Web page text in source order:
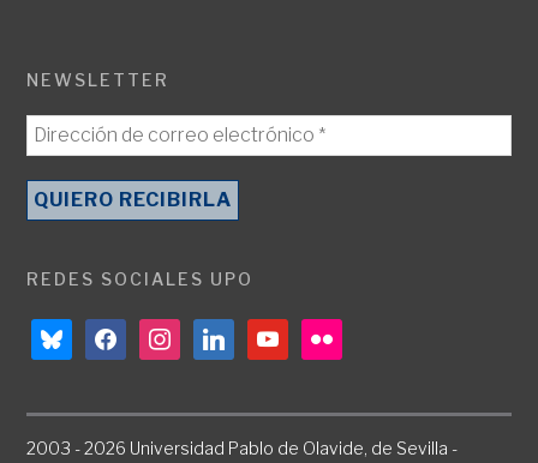
NEWSLETTER
REDES SOCIALES UPO
blueskyfacebookinstagramlinkedinyoutubeflickr
2003 - 2026 Universidad Pablo de Olavide, de Sevilla -